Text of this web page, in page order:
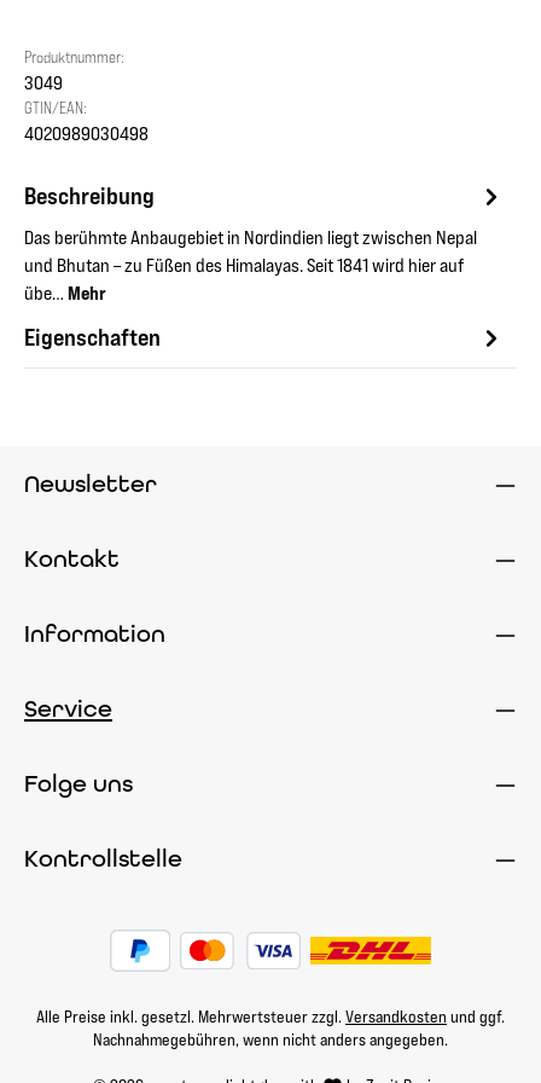
Produktnummer:
3049
GTIN/EAN:
4020989030498
Beschreibung
Das berühmte Anbaugebiet in Nordindien liegt zwischen Nepal
und Bhutan – zu Füßen des Himalayas. Seit 1841 wird hier auf
übe… Mehr
Eigenschaften
Newsletter
Kontakt
Information
Service
Folge uns
Kontrollstelle
Alle Preise inkl. gesetzl. Mehrwertsteuer zzgl. Versandkosten und ggf.
Nachnahmegebühren, wenn nicht anders angegeben.